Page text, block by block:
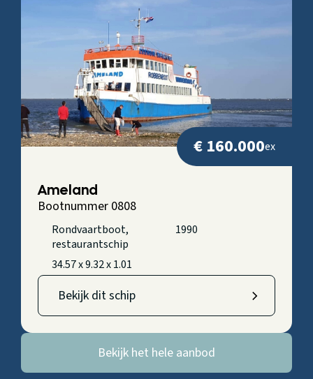
€ 160.000ex
Ameland
Bootnummer 0808
Rondvaartboot,
restaurantschip
1990
34.57 x 9.32 x 1.01
Bekijk dit schip
Bekijk het hele aanbod